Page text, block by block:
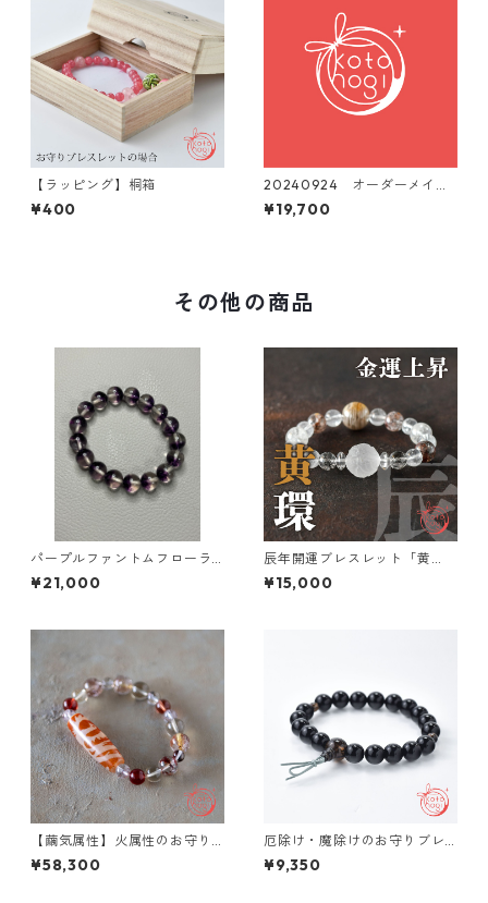
【ラッピング】桐箱
¥400
20240924 オーダーメイド
ご依頼分 ２Way略式数珠
梵天
¥19,700
その他の商品
パープルファントムフローラ
イト 希少 柔軟 発想 創
造
¥21,000
辰年開運ブレスレット「黄
環」金運アップ お守り ブレス
レット
¥15,000
【繭気属性】火属性のお守り
ブレスレット「祝り」 レッド
ルチルクォーツ チベットアン
¥58,300
厄除け・魔除けのお守りブレ
スレット「甘露」モリオン
¥9,350